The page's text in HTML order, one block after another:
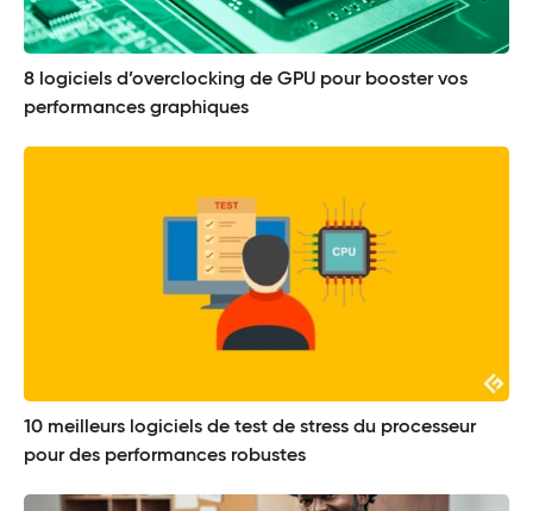
8 logiciels d’overclocking de GPU pour booster vos
performances graphiques
10 meilleurs logiciels de test de stress du processeur
pour des performances robustes